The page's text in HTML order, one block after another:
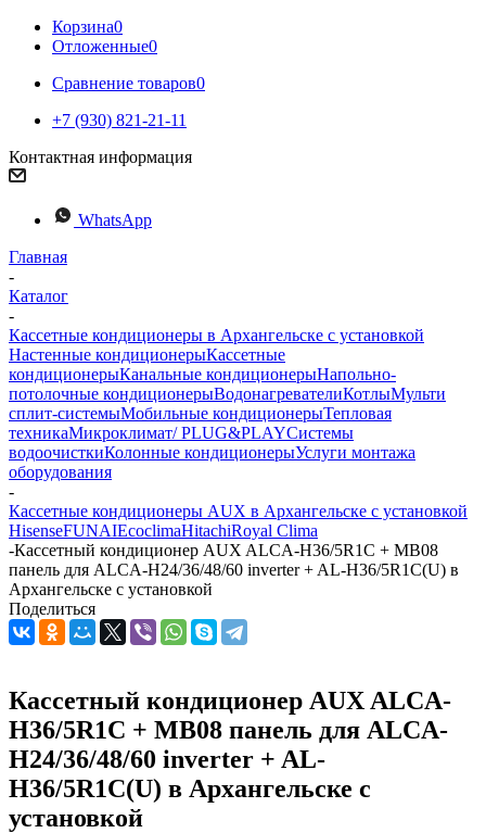
Корзина0
Отложенные0
Сравнение товаров0
+7 (930) 821-21-11
Контактная информация
WhatsApp
Главная
-
Каталог
-
Кассетные кондиционеры в Архангельске с установкой
Настенные кондиционерыКассетные
кондиционерыКанальные кондиционерыНапольно-
потолочные кондиционерыВодонагревателиКотлыМульти
сплит-системыМобильные кондиционерыТепловая
техникаМикроклимат/ PLUG&PLAYСистемы
водоочисткиКолонные кондиционерыУслуги монтажа
оборудования
-
Кассетные кондиционеры AUX в Архангельске с установкой
HisenseFUNAIEcoclimaHitachiRoyal Clima
-Кассетный кондиционер AUX ALCA-H36/5R1C + MB08
панель для ALCA-H24/36/48/60 inverter + AL-H36/5R1C(U) в
Архангельске с установкой
Поделиться
Кассетный кондиционер AUX ALCA-
H36/5R1C + MB08 панель для ALCA-
H24/36/48/60 inverter + AL-
H36/5R1C(U) в Архангельске с
установкой